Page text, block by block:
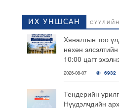
ИХ УНШСАН
Хяналтын тоо
нөхөн
10:00 цагт
2026-08-07 6932
Тендерийн
Нүүдэлчдийн